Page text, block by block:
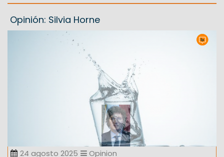
Opinión: Silvia Horne
24 agosto 2025 Opinion